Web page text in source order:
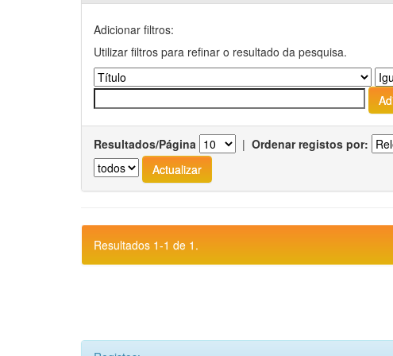
Adicionar filtros:
Utilizar filtros para refinar o resultado da pesquisa.
Resultados/Página | Ordenar registos por:
Resultados 1-1 de 1.